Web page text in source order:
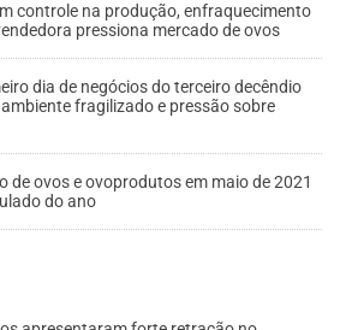
controle na produção, enfraquecimento
pressiona mercado de ovos
dia de negócios do terceiro decêndio
fragilizado e pressão sobre
de ovos e ovoprodutos em maio de 2021
do ano